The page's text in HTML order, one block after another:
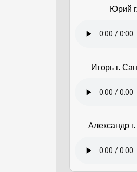
Юрий
Игорь г.
Александр